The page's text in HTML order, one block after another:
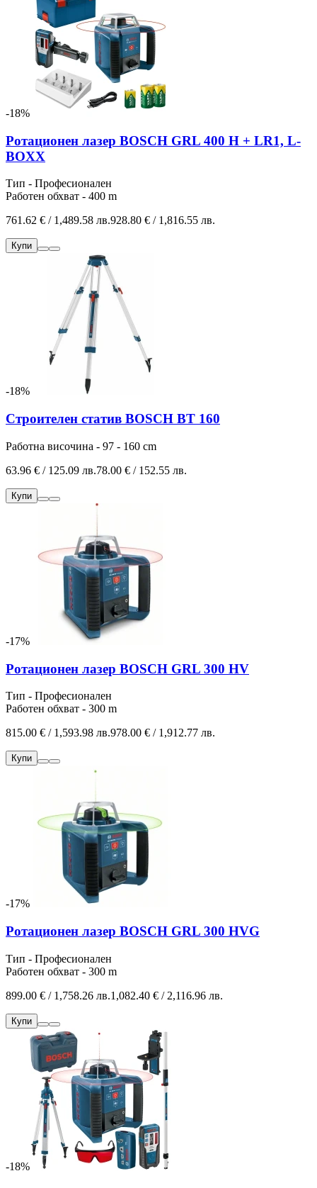
-18%
Ротационен лазер BOSCH GRL 400 H + LR1, L-
BOXX
Тип - Професионален
Работен обхват - 400 m
761.62 € / 1,489.58 лв.928.80 € / 1,816.55 лв.
Купи
-18%
Строителен статив BOSCH BT 160
Работна височина - 97 - 160 cm
63.96 € / 125.09 лв.78.00 € / 152.55 лв.
Купи
-17%
Ротационен лазер BOSCH GRL 300 HV
Тип - Професионален
Работен обхват - 300 m
815.00 € / 1,593.98 лв.978.00 € / 1,912.77 лв.
Купи
-17%
Ротационен лазер BOSCH GRL 300 HVG
Тип - Професионален
Работен обхват - 300 m
899.00 € / 1,758.26 лв.1,082.40 € / 2,116.96 лв.
Купи
-18%